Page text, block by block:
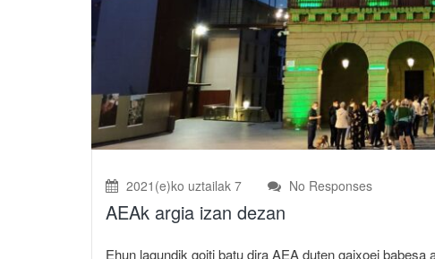
2021(e)ko uztailak 7 No Responses
AEAk argia izan dezan
Ehun lagundik goiti batu dira AEA duten gaixoei